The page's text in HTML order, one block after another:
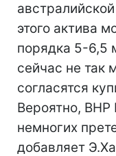
этого актива
порядка 5-6,5
сейчас не так
согласятся
Вероятно,
немногих
добавляет